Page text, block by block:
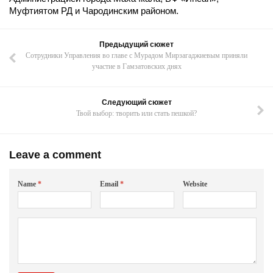
Муфтиятом РД и Чародинским районом.
Предыдущий сюжет
Сотрудники Управления во главе с Мурадом Мирзагаджиевым приняли
участие в Гамзатовских днях
Следующий сюжет
Твой выбор: творить или стать пешкой?
Leave a comment
Name * Email* Website